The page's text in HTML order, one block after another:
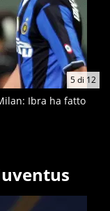
5di 12
Ibra ha fatto